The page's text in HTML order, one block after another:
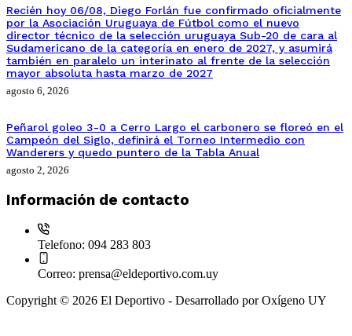
Recién hoy 06/08, Diego Forlán fue confirmado oficialmente
por la Asociación Uruguaya de Fútbol como el nuevo
director técnico de la selección uruguaya Sub-20 de cara al
Sudamericano de la categoría en enero de 2027, y asumirá
también en paralelo un interinato al frente de la selección
mayor absoluta hasta marzo de 2027
agosto 6, 2026
Peñarol goleo 3-0 a Cerro Largo el carbonero se floreó en el
Campeón del Siglo, definirá el Torneo Intermedio con
Wanderers y quedo puntero de la Tabla Anual
agosto 2, 2026
Información de contacto
Telefono: 094 283 803
Correo: prensa@eldeportivo.com.uy
Copyright © 2026 El Deportivo - Desarrollado por Oxígeno UY